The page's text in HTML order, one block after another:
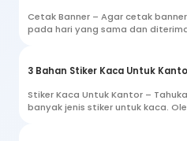
Cetak Banner – Agar cetak
pada hari yang sama dan
3 Bahan Stiker Kaca Untuk
Stiker Kaca Untuk Kantor –
banyak jenis stiker untuk kaca.